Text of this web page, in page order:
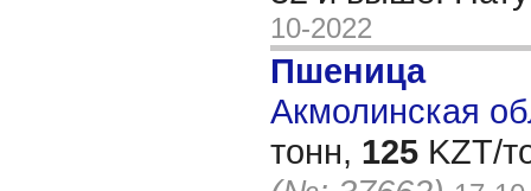
10-2022
Пшеница
Акмолинская
тонн, 125 KZT/